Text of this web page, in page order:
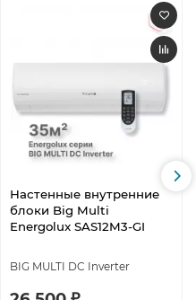
Настенные внутренние
блоки Big Multi
Energolux SAS12M3-GI
BIG MULTI DC Inverter